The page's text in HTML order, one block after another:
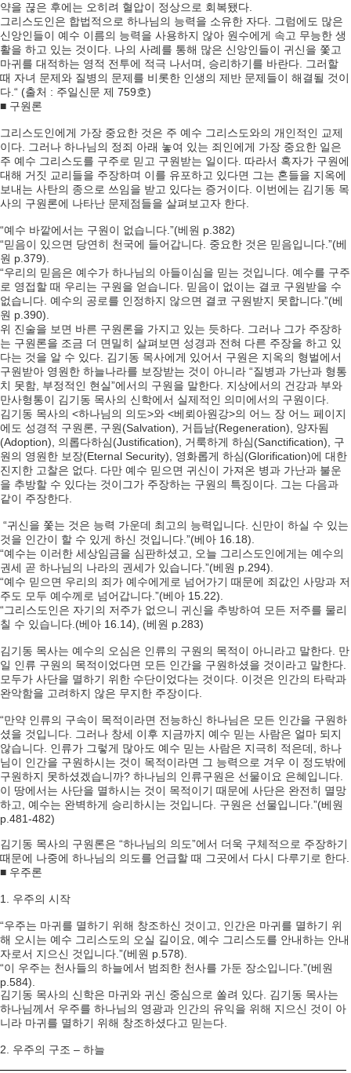
약을 끊은 후에는 오히려 혈압이 정상으로 회복됐다.
그리스도인은 합법적으로 하나님의 능력을 소유한 자다. 그럼에도 많은
신앙인들이 예수 이름의 능력을 사용하지 않아 원수에게 속고 무능한 생
활을 하고 있는 것이다. 나의 사례를 통해 많은 신앙인들이 귀신을 쫓고
마귀를 대적하는 영적 전투에 적극 나서며, 승리하기를 바란다. 그러할
때 자녀 문제와 질병의 문제를 비롯한 인생의 제반 문제들이 해결될 것이
다.“ (출처 : 주일신문 제 759호)
■ 구원론
그리스도인에게 가장 중요한 것은 주 예수 그리스도와의 개인적인 교제
이다. 그러나 하나님의 정죄 아래 놓여 있는 죄인에게 가장 중요한 일은
주 예수 그리스도를 구주로 믿고 구원받는 일이다. 따라서 혹자가 구원에
대해 거짓 교리들을 주장하며 이를 유포하고 있다면 그는 혼들을 지옥에
보내는 사탄의 종으로 쓰임을 받고 있다는 증거이다. 이번에는 김기동 목
사의 구원론에 나타난 문제점들을 살펴보고자 한다.
“예수 바깥에서는 구원이 없습니다.”(베원 p.382)
“믿음이 있으면 당연히 천국에 들어갑니다. 중요한 것은 믿음입니다.”(베
원 p.379).
“우리의 믿음은 예수가 하나님의 아들이심을 믿는 것입니다. 예수를 구주
로 영접할 때 우리는 구원을 얻습니다. 믿음이 없이는 결코 구원받을 수
없습니다. 예수의 공로를 인정하지 않으면 결코 구원받지 못합니다.”(베
원 p.390).
위 진술을 보면 바른 구원론을 가지고 있는 듯하다. 그러나 그가 주장하
는 구원론을 조금 더 면밀히 살펴보면 성경과 전혀 다른 주장을 하고 있
다는 것을 알 수 있다. 김기동 목사에게 있어서 구원은 지옥의 형벌에서
구원받아 영원한 하늘나라를 보장받는 것이 아니라 “질병과 가난과 형통
치 못함, 부정적인 현실”에서의 구원을 말한다. 지상에서의 건강과 부와
만사형통이 김기동 목사의 신학에서 실제적인 의미에서의 구원이다.
김기동 목사의 <하나님의 의도>와 <베뢰아원강>의 어느 장 어느 페이지
에도 성경적 구원론, 구원(Salvation), 거듭남(Regeneration), 양자됨
(Adoption), 의롭다하심(Justification), 거룩하게 하심(Sanctification), 구
원의 영원한 보장(Eternal Security), 영화롭게 하심(Glorification)에 대한
진지한 고찰은 없다. 다만 예수 믿으면 귀신이 가져온 병과 가난과 불운
을 추방할 수 있다는 것이그가 주장하는 구원의 특징이다. 그는 다음과
같이 주장한다.
“귀신을 쫓는 것은 능력 가운데 최고의 능력입니다. 신만이 하실 수 있는
것을 인간이 할 수 있게 하신 것입니다.”(베아 16.18).
“예수는 이러한 세상임금을 심판하셨고, 오늘 그리스도인에게는 예수의
권세 곧 하나님의 나라의 권세가 있습니다.”(베원 p.294).
“예수 믿으면 우리의 죄가 예수에게로 넘어가기 때문에 죄값인 사망과 저
주도 모두 예수께로 넘어갑니다.”(베아 15.22).
“그리스도인은 자기의 저주가 없으니 귀신을 추방하여 모든 저주를 물리
칠 수 있습니다.(베아 16.14), (베원 p.283)
김기동 목사는 예수의 오심은 인류의 구원의 목적이 아니라고 말한다. 만
일 인류 구원의 목적이었다면 모든 인간을 구원하셨을 것이라고 말한다.
모두가 사단을 멸하기 위한 수단이었다는 것이다. 이것은 인간의 타락과
완악함을 고려하지 않은 무지한 주장이다.
“만약 인류의 구속이 목적이라면 전능하신 하나님은 모든 인간을 구원하
셨을 것입니다. 그러나 창세 이후 지금까지 예수 믿는 사람은 얼마 되지
않습니다. 인류가 그렇게 많아도 예수 믿는 사람은 지극히 적은데, 하나
님이 인간을 구원하시는 것이 목적이라면 그 능력으로 겨우 이 정도밖에
구원하지 못하셨겠습니까? 하나님의 인류구원은 선물이요 은혜입니다.
이 땅에서는 사단을 멸하시는 것이 목적이기 때문에 사단은 완전히 멸망
하고, 예수는 완벽하게 승리하시는 것입니다. 구원은 선물입니다.”(베원
p.481-482)
김기동 목사의 구원론은 “하나님의 의도”에서 더욱 구체적으로 주장하기
때문에 나중에 하나님의 의도를 언급할 때 그곳에서 다시 다루기로 한다.
■ 우주론
1. 우주의 시작
“우주는 마귀를 멸하기 위해 창조하신 것이고, 인간은 마귀를 멸하기 위
해 오시는 예수 그리스도의 오실 길이요, 예수 그리스도를 안내하는 안내
자로서 지으신 것입니다.”(베원 p.578).
“이 우주는 천사들의 하늘에서 범죄한 천사를 가둔 장소입니다.”(베원
p.584).
김기동 목사의 신학은 마귀와 귀신 중심으로 쏠려 있다. 김기동 목사는
하나님께서 우주를 하나님의 영광과 인간의 유익을 위해 지으신 것이 아
니라 마귀를 멸하기 위해 창조하셨다고 믿는다.
2. 우주의 구조 – 하늘